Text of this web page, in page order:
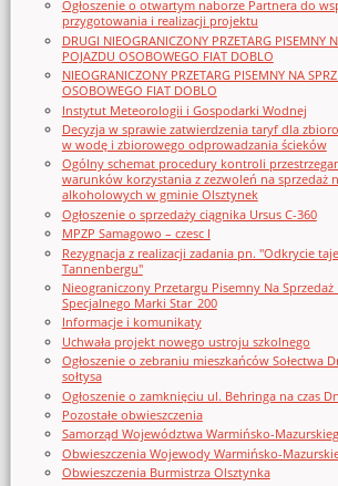
Ogłoszenie o otwartym naborze Partnera do
przygotowania i realizacji projektu
DRUGI NIEOGRANICZONY PRZETARG PISEMNY
POJAZDU OSOBOWEGO FIAT DOBLO
NIEOGRANICZONY PRZETARG PISEMNY NA
OSOBOWEGO FIAT DOBLO
Instytut Meteorologii i Gospodarki Wodnej
Decyzja w sprawie zatwierdzenia taryf dla
w wodę i zbiorowego odprowadzania ścieków
Ogólny schemat procedury kontroli
warunków korzystania z zezwoleń na sprzedaż
alkoholowych w gminie Olsztynek
Ogłoszenie o sprzedaży ciągnika Ursus C-360
MPZP Samagowo – czesc I
Rezygnacja z realizacji zadania pn. "Odkrycie
Tannenbergu"
Nieograniczony Przetargu Pisemny Na Sprzedaż
Specjalnego Marki Star_200
Informacje i komunikaty
Uchwała projekt nowego ustroju szkolnego
Ogłoszenie o zebraniu mieszkańców Sołectwa
sołtysa
Ogłoszenie o zamknięciu ul. Behringa na czas
Pozostałe obwieszczenia
Samorząd Województwa Warmińsko-
Obwieszczenia Wojewody Warmińsko-
Obwieszczenia Burmistrza Olsztynka